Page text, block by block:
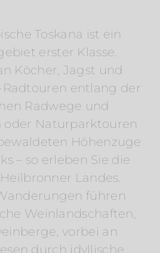
Toskana ist ein
erster Klasse.
Köcher, Jagst und
entlang der
Radwege und
Naturparktouren
Höhenzuge
– so erleben Sie die
Landes.
führen
Weinlandschaften,
vorbei an
durch idyllische